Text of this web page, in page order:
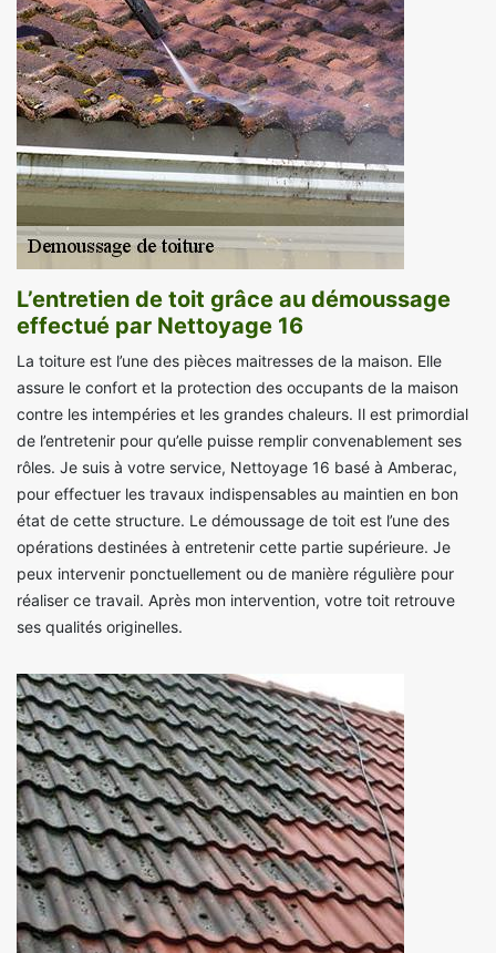
L’entretien de toit grâce au démoussage
effectué par Nettoyage 16
La toiture est l’une des pièces maitresses de la maison. Elle
assure le confort et la protection des occupants de la maison
contre les intempéries et les grandes chaleurs. Il est primordial
de l’entretenir pour qu’elle puisse remplir convenablement ses
rôles. Je suis à votre service, Nettoyage 16 basé à Amberac,
pour effectuer les travaux indispensables au maintien en bon
état de cette structure. Le démoussage de toit est l’une des
opérations destinées à entretenir cette partie supérieure. Je
peux intervenir ponctuellement ou de manière régulière pour
réaliser ce travail. Après mon intervention, votre toit retrouve
ses qualités originelles.